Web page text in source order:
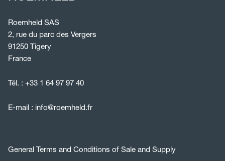
Roemheld SAS
2, rue du parc des Vergers
91250 Tigery
France
Tél. : +33 1 64 97 97 40
E-mail : info@roemheld.fr
General Terms and Conditions of Sale and Supply